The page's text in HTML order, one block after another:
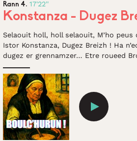
Rann 4. 17'22''
Konstanza - Dugez
Selaouit holl, holl selaouit, M’ho peus
Istor Konstanza, Dugez Breizh ! Ha
dugez er grennamzer… Etre roueed